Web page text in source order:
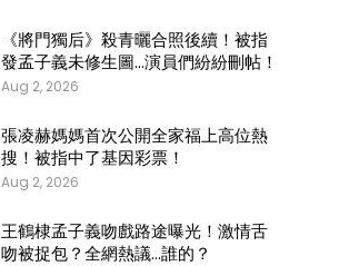
《將門獨后》殺青曬合照後續！被指
發孟子義未修生圖…演員們紛紛刪帖！
Aug 2, 2026
張凌赫媽媽首次公開全家福上高位熱
搜！被指中了基因彩票！
Aug 2, 2026
王鶴棣孟子義吻戲路途曝光！激情舌
吻被捉包？全網熱議…誰的？